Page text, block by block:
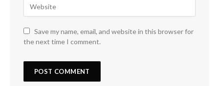
Save my name, email, and website in this browser for
the next time I comment.